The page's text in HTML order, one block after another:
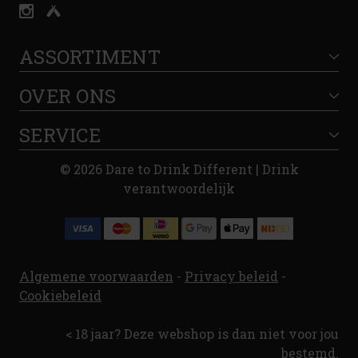
ASSORTIMENT
OVER ONS
SERVICE
© 2026 Dare to Drink Different | Drink
verantwoordelijk
Algemene voorwaarden - Privacy beleid -
Cookiebeleid
< 18 jaar? Deze webshop is dan niet voor jou
bestemd.